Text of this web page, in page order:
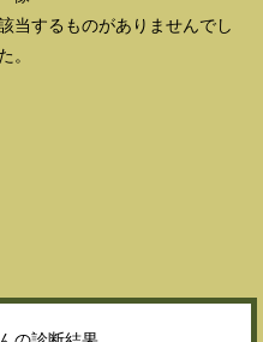
当するものがありませんでし
た。